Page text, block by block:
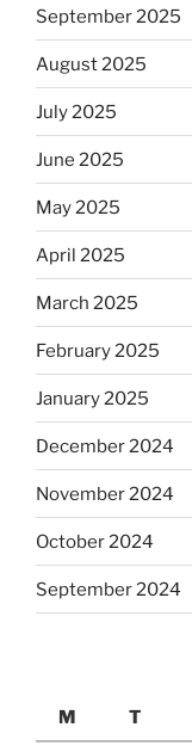
September 2025
August 2025
July 2025
June 2025
May 2025
April 2025
March 2025
February 2025
January 2025
December 2024
November 2024
October 2024
September 2024
M
T